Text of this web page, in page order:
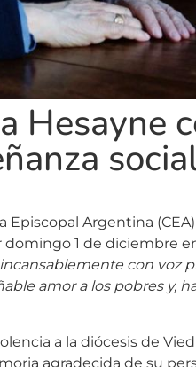
Hesayne
Episcopal Argentina
1 de diciembre
con voz
amor a los pobres y,
a la diócesis de
agradecida de su